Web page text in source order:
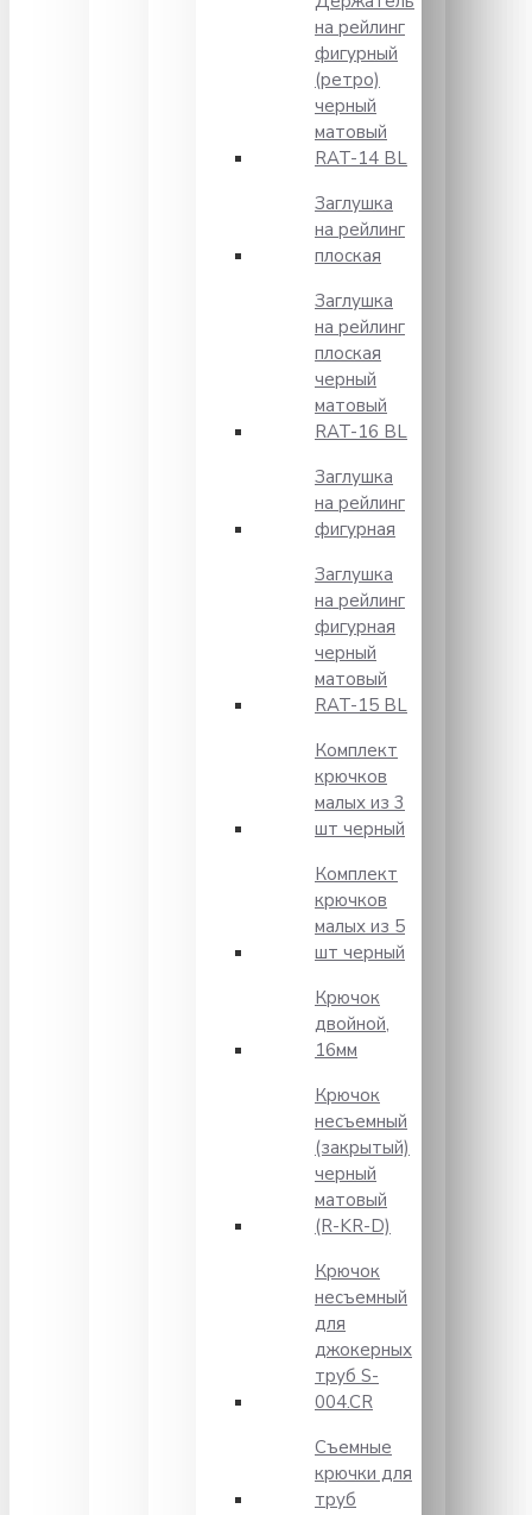
на рейлинг
фигурный
(ретро)
черный
матовый
RAT-14 BL
Заглушка
на рейлинг
плоская
Заглушка
на рейлинг
плоская
черный
матовый
RAT-16 BL
Заглушка
на рейлинг
фигурная
Заглушка
на рейлинг
фигурная
черный
матовый
RAT-15 BL
Комплект
крючков
малых из 3
шт черный
Комплект
крючков
малых из 5
шт черный
Крючок
двойной,
16мм
Крючок
несъемный
(закрытый)
черный
матовый
(R-KR-D)
Крючок
несъемный
для
джокерных
труб S-
004.CR
Съемные
крючки для
труб